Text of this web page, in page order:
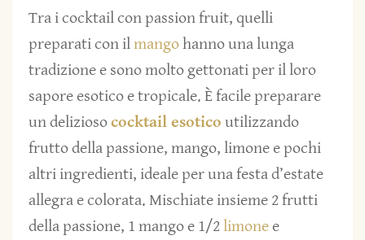
Tra i cocktail con passion fruit, quelli
preparati con ilmangohanno una lunga
tradizione e sono molto gettonati per il loro
sapore esotico e tropicale. È facile preparare
un deliziosococktail esotico utilizzando
frutto della passione, mango, limone e pochi
altri ingredienti, ideale per una festa d’estate
allegra e colorata. Mischiate insieme 2 frutti
della passione, 1 mango e 1/2 limonee